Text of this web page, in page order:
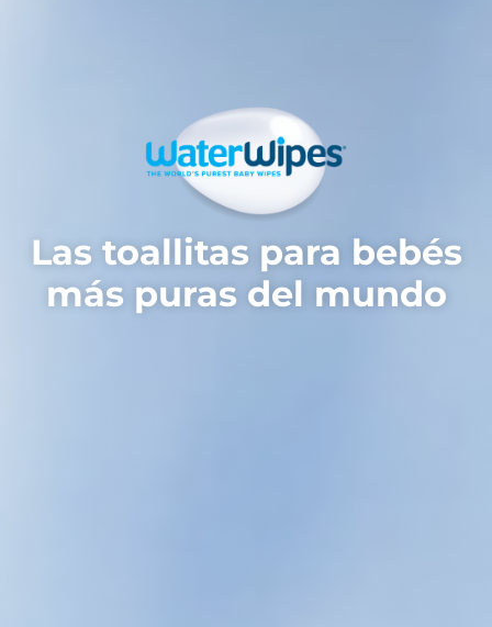
Las toallitas para bebés
más puras del mundo